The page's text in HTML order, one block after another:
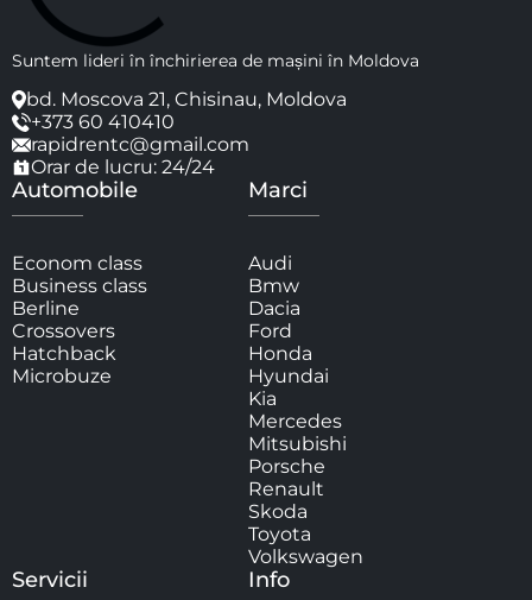
Suntem lideri în închirierea de mașini în Moldova
bd. Moscova 21, Chisinau, Moldova
+373 60 410410
rapidrentc@gmail.com
Orar de lucru: 24/24
Automobile
Econom class
Business class
Berline
Crossovers
Hatchback
Microbuze
Marci
Audi
Bmw
Dacia
Ford
Honda
Hyundai
Kia
Mercedes
Mitsubishi
Porsche
Renault
Skoda
Toyota
Volkswagen
Servicii Info